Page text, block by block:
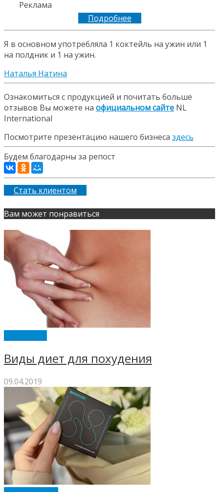
Реклама
Подробнее
Я в основном употребляла 1 коктейль на ужин или 1
на полдник и 1 на ужин.
Наталья Натина
Ознакомиться с продукцией и почитать больше
отзывов Вы можете на официальном сайте NL
International
Посмотрите презентацию нашего бизнеса здесь
Будем благодарны за репост
Стать клиентом
Вам может понравиться
Виды диет для похудения
09.04.2019